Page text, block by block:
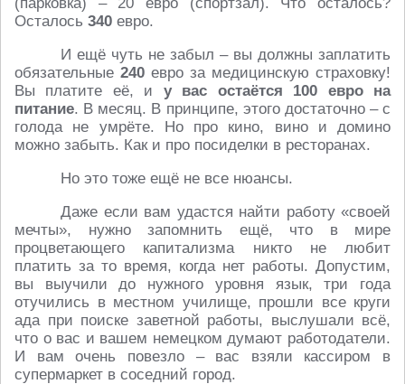
Осталось 340 евро.
И ещё чуть не забыл – вы должны заплатить
обязательные 240 евро за медицинскую страховку!
Вы платите её, и у вас остаётся 100 евро на
питание. В месяц. В принципе, этого достаточно – с
голода не умрёте. Но про кино, вино и домино
можно забыть. Как и про посиделки в ресторанах.
Но это тоже ещё не все нюансы.
Даже если вам удастся найти работу «своей
мечты», нужно запомнить ещё, что в мире
процветающего капитализма никто не любит
платить за то время, когда нет работы. Допустим,
вы выучили до нужного уровня язык, три года
отучились в местном училище, прошли все круги
ада при поиске заветной работы, выслушали всё,
что о вас и вашем немецком думают работодатели.
И вам очень повезло – вас взяли кассиром в
супермаркет в соседний город.